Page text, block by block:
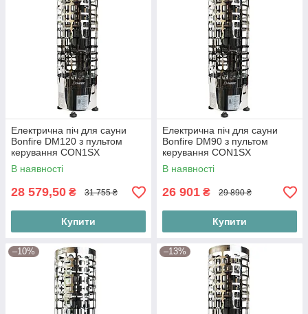
Електрична піч для сауни
Bonfire DM120 з пультом
керування CON1SX
В наявності
28 579,50 ₴ 31 755 ₴
Купити
Електрична піч для сауни
Bonfire DM90 з пультом
керування CON1SX
В наявності
26 901 ₴ 29 890 ₴
Купити
–10% –13%